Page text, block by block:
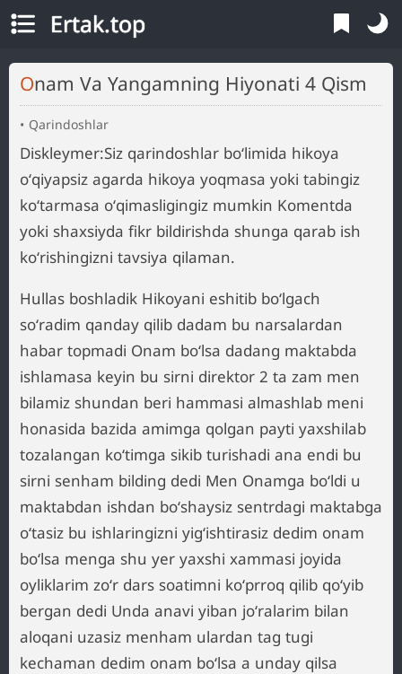
Ertak.top
Onam Va Yangamning Hiyonati 4 Qism
Qarindoshlar
Diskleymer:Siz qarindoshlar boʻlimida hikoya
oʻqiyapsiz agarda hikoya yoqmasa yoki tabingiz
koʻtarmasa oʻqimasligingiz mumkin Komentda
yoki shaxsiyda fikr bildirishda shunga qarab ish
koʻrishingizni tavsiya qilaman.
Hullas boshladik Hikoyani eshitib boʻlgach
soʻradim qanday qilib dadam bu narsalardan
habar topmadi Onam boʻlsa dadang maktabda
ishlamasa keyin bu sirni direktor 2 ta zam men
bilamiz shundan beri hammasi almashlab meni
honasida bazida amimga qolgan payti yaxshilab
tozalangan koʻtimga sikib turishadi ana endi bu
sirni senham bilding dedi Men Onamga boʻldi u
maktabdan ishdan boʻshaysiz sentrdagi maktabga
oʻtasiz bu ishlaringizni yigʻishtirasiz dedim onam
boʻlsa menga shu yer yaxshi xammasi joyida
oyliklarim zoʻr dars soatimni koʻprroq qilib qoʻyib
bergan dedi Unda anavi yiban joʻralarim bilan
aloqani uzasiz menham ulardan tag tugi
kechaman dedim onam boʻlsa a unday qilsa